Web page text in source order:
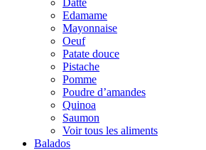
Datte
Edamame
Mayonnaise
Oeuf
Patate douce
Pistache
Pomme
Poudre d’amandes
Quinoa
Saumon
Voir tous les aliments
Balados